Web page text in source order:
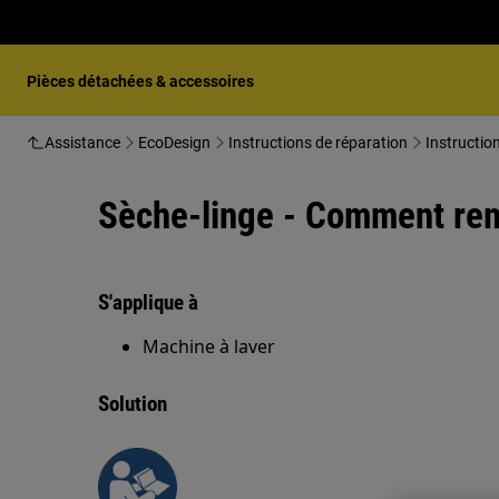
Pièces détachées & accessoires
Assistance EcoDesign Instructions de réparation
Sèche-linge - Comment
S'applique à
Machine à laver
Solution